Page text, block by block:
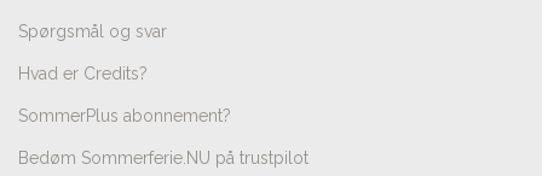
Spørgsmål og svar
Hvad er Credits?
SommerPlus abonnement?
Bedøm Sommerferie.NU på trustpilot